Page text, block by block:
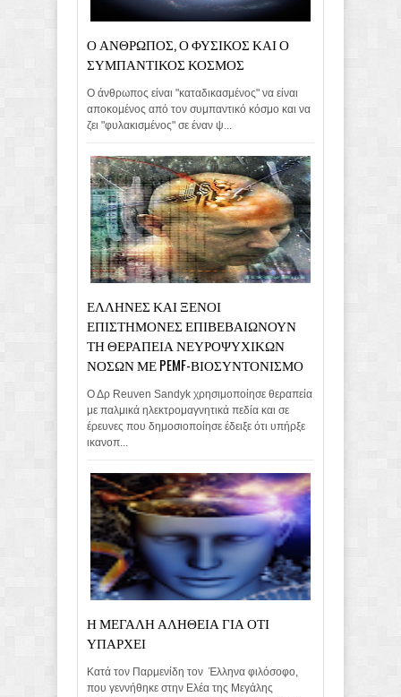
Ο ΑΝΘΡΩΠΟΣ, Ο ΦΥΣΙΚΟΣ ΚΑΙ Ο
ΣΥΜΠΑΝΤΙΚΟΣ ΚΟΣΜΟΣ
Ο άνθρωπος είναι "καταδικασμένος" να είναι
αποκομένος από τον συμπαντικό κόσμο και να
ζει "φυλακισμένος" σε έναν ψ...
ΕΛΛΗΝΕΣ ΚΑΙ ΞΕΝΟΙ
ΕΠΙΣΤΗΜΟΝΕΣ ΕΠΙΒΕΒΑΙΩΝΟΥΝ
ΤΗ ΘΕΡΑΠΕΙΑ ΝΕΥΡΟΨΥΧΙΚΩΝ
ΝΟΣΩΝ ΜΕ PEMF-ΒΙΟΣΥΝΤΟΝΙΣΜΟ
Ο Δρ Reuven Sandyk χρησιμοποίησε θεραπεία
με παλμικά ηλεκτρομαγνητικά πεδία και σε
έρευνες που δημοσιοποίησε έδειξε ότι υπήρξε
ικανοπ...
Η ΜΕΓΑΛΗ ΑΛΗΘΕΙΑ ΓΙΑ ΟΤΙ
ΥΠΑΡΧΕΙ
Κατά τον Παρμενίδη τον Έλληνα φιλόσοφο,
που γεννήθηκε στην Ελέα της Μεγάλης